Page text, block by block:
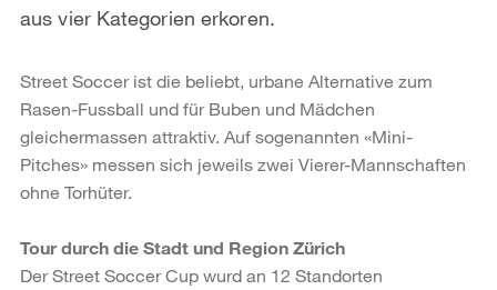
aus vier Kategorien erkoren.
Street Soccer ist die beliebt, urbane Alternative zum
Rasen-Fussball und für Buben und Mädchen
gleichermassen attraktiv. Auf sogenannten «Mini-
Pitches» messen sich jeweils zwei Vierer-Mannschaften
ohne Torhüter.
Tour durch die Stadt und Region Zürich
Der Street Soccer Cup wurd an 12 Standorten